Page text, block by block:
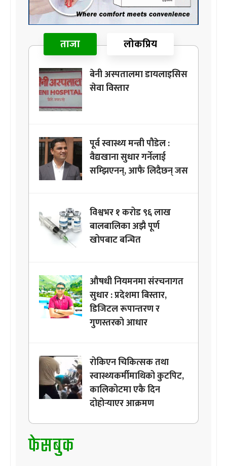
ताजा लोकप्रिय
बेनी अस्पतालमा डायलाइसिस
सेवा विस्तार
पूर्व स्वास्थ्य मन्त्री पौडेल :
वैद्यखाना सुधार गर्नेलाई
सम्झिएनन्, आफै लिदैछन् जस
विश्वभर १ करोड ९६ लाख
बालबालिका अझै पूर्ण
खोपबाट बन्चित
औषधी नियमनमा संरचनागत
सुधार : प्रदेशमा बिस्तार,
डिजिटल रूपान्तरण र
गुणस्तरको आधार
रोकिएन चिकित्सक तथा
स्वास्थ्यकर्मीमाथिको कुटपिट,
कालिकोटमा एकै दिन
दोहोर्‍याएर आक्रमण
फेसबुक